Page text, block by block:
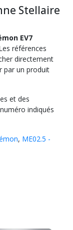
Stellaire
EV7
références
directement
par un produit
et des
indiqués
, ME02.5 -